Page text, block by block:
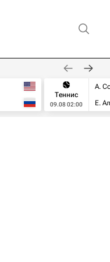
Теннис
09.08 02:00
А.
Е.